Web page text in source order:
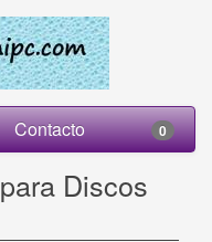
Contacto 0
Discos